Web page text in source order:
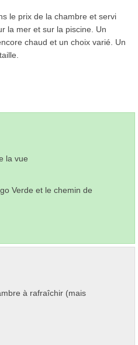
le prix de la chambre et servi
la mer et sur la piscine. Un
chaud et un choix varié. Un
la vue
Verde et le chemin de
à rafraîchir (mais